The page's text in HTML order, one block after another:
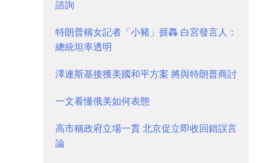
諮詢
特朗普稱女記者「小豬」捱轟 白宮發言人：
總統坦率透明
澤連斯基接獲美國和平方案 將與特朗普商討
一文看懂俄美如何表態
高市稱政府立場一貫 北京促立即收回錯誤言
論